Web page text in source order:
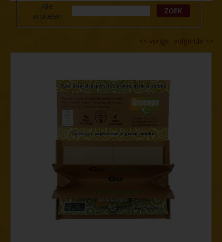
Alle
artikelen
ZOEK
volgende >>
<< vorige